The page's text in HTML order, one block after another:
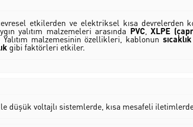
etkilerden ve elektriksel kısa devrelerden
yalıtım malzemeleri arasında PVC, XLPE
malzemesinin özellikleri, kablonun
gibi faktörleri etkiler.
düşük voltajlı sistemlerde, kısa mesafeli